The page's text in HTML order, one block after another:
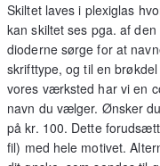
Skiltet laves i plexiglas
kan skiltet ses pga. af
dioderne sørge for at
skrifttype, og til en
vores værksted har vi en
navn du vælger. Ønsker
på kr. 100. Dette
fil) med hele motivet.